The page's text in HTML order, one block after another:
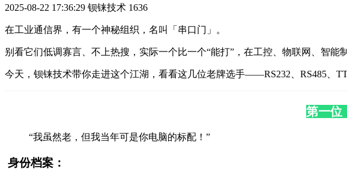
2025-08-22 17:36:29 钡铼技术 1636
在工业通信界，有一个神秘组织，名叫「串口门」。
别看它们低调寡言、不上热搜，实际一个比一个“能打”，在工控、物联网、智能
今天，钡铼技术带你走进这个江湖，看看这几位老牌选手——RS232、RS485、
第一位
“我虽然老，但我当年可是你电脑的标配！”
身份档案：